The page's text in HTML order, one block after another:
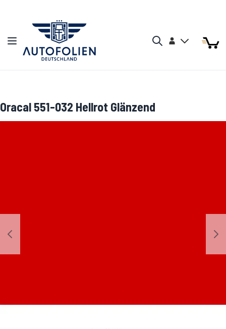
Navigation umschalten Konto Mein
Oracal 551-032 Hellrot Glänzend